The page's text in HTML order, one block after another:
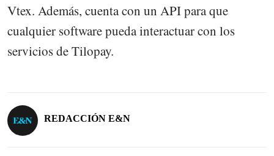
Vtex. Además, cuenta con un API para que
cualquier software pueda interactuar con los
servicios de Tilopay.
REDACCIÓN E&N